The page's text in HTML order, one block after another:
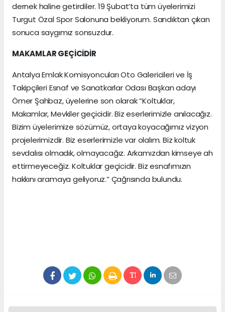
dernek haline getirdiler. 19 Şubat’ta tüm üyelerimizi
Turgut Özal Spor Salonuna bekliyorum. Sandıktan çıkan
sonuca saygımız sonsuzdur.
MAKAMLAR GEÇİCİDİR
Antalya Emlak Komisyoncuları Oto Galericileri ve İş
Takipçileri Esnaf ve Sanatkarlar Odası Başkan adayı
Ömer Şahbaz, üyelerine son olarak “Koltuklar,
Makamlar, Mevkiler geçicidir. Biz eserlerimizle anılacağız.
Bizim üyelerimize sözümüz, ortaya koyacağımız vizyon
projelerimizdir. Biz eserlerimizle var olalım. Biz koltuk
sevdalısı olmadık, olmayacağız. Arkamızdan kimseye ah
ettirmeyeceğiz. Koltuklar geçicidir. Biz esnafımızın
hakkını aramaya geliyoruz.” Çağrısında bulundu.